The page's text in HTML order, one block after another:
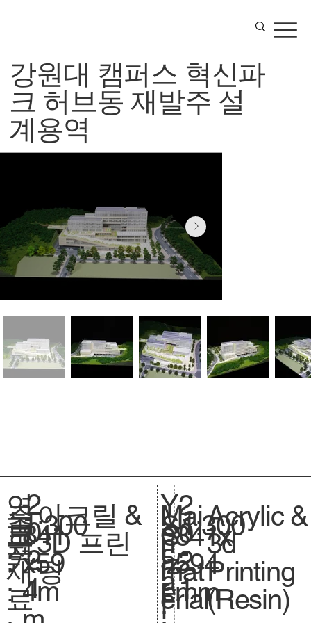
강원대 캠퍼스 혁신파
크 허브동 재발주 설
계용역
연
도
:
2
0
2
1
주
요
재
료
축
척
.
아크릴 &
3D 프린
팅
1:300
크
기
.
841
x59
4m
Y
e
a
r
:
Mai
n
mat
erial
S
c
a
l
S
iz
e.
2
0
2
1
1:300
841x
594
mm
Acrylic &
3d
Printing
(Resin)